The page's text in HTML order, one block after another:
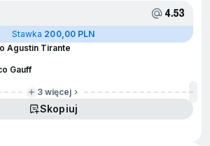
4.53
Stawka 200,00 PLN
Agustin Tirante
Gauff
3 więcej
Skopiuj